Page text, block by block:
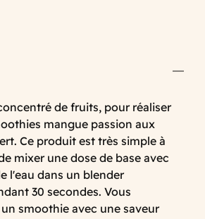
de fruits, pour réaliser
mangue passion aux
Ce produit est très simple à
mixer une dose de base avec
l'eau dans un blender
30 secondes. Vous
smoothie avec une saveur